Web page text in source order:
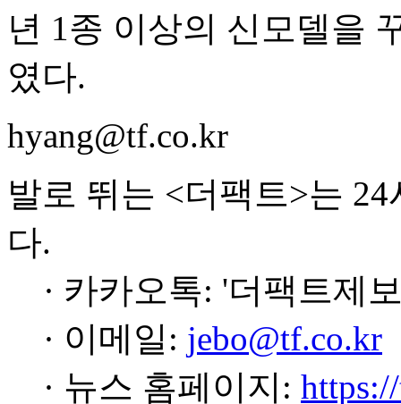
년 1종 이상의 신모델을
였다.
hyang@tf.co.kr
발로 뛰는 <더팩트>는
다.
· 카카오톡: '더팩트제
· 이메일: jebo@tf.co.kr
· 뉴스 홈페이지: